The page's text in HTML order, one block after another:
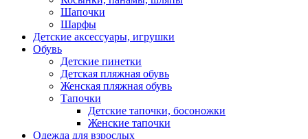
Шапочки
Шарфы
Детские аксессуары, игрушки
Обувь
Детские пинетки
Детская пляжная обувь
Женская пляжная обувь
Тапочки
Детские тапочки, босоножки
Женские тапочки
Одежда для взрослых